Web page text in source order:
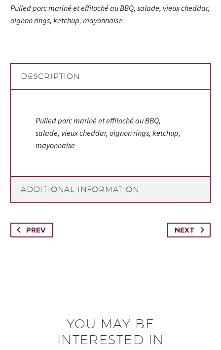
Pulled porc mariné et effiloché au BBQ, salade, vieux cheddar,
oignon rings, ketchup, mayonnaise
DESCRIPTION
Pulled porc mariné et effiloché au BBQ,
salade, vieux cheddar, oignon rings, ketchup,
mayonnaise
ADDITIONAL INFORMATION
PREV NEXT
YOU MAY BE
INTERESTED IN